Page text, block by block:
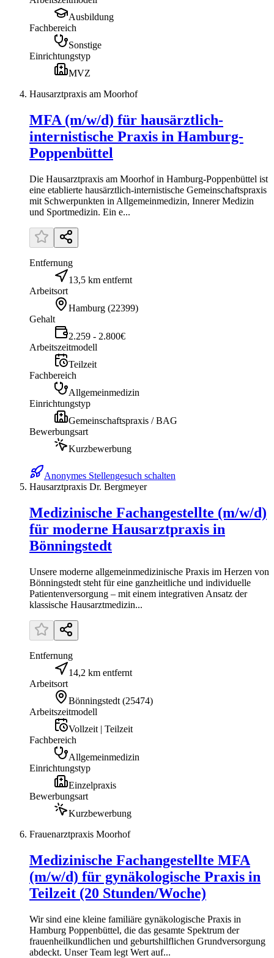
Ausbildung
Fachbereich
Sonstige
Einrichtungstyp
MVZ
Hausarztpraxis am Moorhof
MFA (m/w/d) für hausärztlich-
internistische Praxis in Hamburg-
Poppenbüttel
Die Hausarztpraxis am Moorhof in Hamburg-Poppenbüttel ist
eine etablierte hausärztlich-internistische Gemeinschaftspraxis
mit Schwerpunkten in Allgemeinmedizin, Innerer Medizin
und Sportmedizin. Ein e...
Entfernung
13,5 km entfernt
Arbeitsort
Hamburg (22399)
Gehalt
2.259 - 2.800€
Arbeitszeitmodell
Teilzeit
Fachbereich
Allgemeinmedizin
Einrichtungstyp
Gemeinschaftspraxis / BAG
Bewerbungsart
Kurzbewerbung
Anonymes Stellengesuch schalten
Hausarztpraxis Dr. Bergmeyer
Medizinische Fachangestellte (m/w/d)
für moderne Hausarztpraxis in
Bönningstedt
Unsere moderne allgemeinmedizinische Praxis im Herzen von
Bönningstedt steht für eine ganzheitliche und individuelle
Patientenversorgung – mit einem integrativen Ansatz der
klassische Hausarztmedizin...
Entfernung
14,2 km entfernt
Arbeitsort
Bönningstedt (25474)
Arbeitszeitmodell
Vollzeit | Teilzeit
Fachbereich
Allgemeinmedizin
Einrichtungstyp
Einzelpraxis
Bewerbungsart
Kurzbewerbung
Frauenarztpraxis Moorhof
Medizinische Fachangestellte MFA
(m/w/d) für gynäkologische Praxis in
Teilzeit (20 Stunden/Woche)
Wir sind eine kleine familiäre gynäkologische Praxis in
Hamburg Poppenbüttel, die das gesamte Spektrum der
frauenheilkundlichen und geburtshilflichen Grundversorgung
abdeckt. Unser Team legt Wert auf...